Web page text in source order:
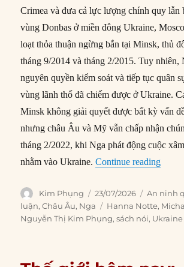
Crimea và đưa cả lực lượng chính quy lẫn
vùng Donbas ở miền đông Ukraine,
loạt thỏa thuận ngừng bắn tại Minsk, thủ
tháng 9/2014 và tháng 2/2015. Tuy nhiên,
nguyên quyền kiểm soát và tiếp tục quân
vùng lãnh thổ đã chiếm được ở Ukraine.
Minsk không giải quyết được bất kỳ vấn
nhưng châu Âu và Mỹ vẫn chấp nhận
tháng 2/2022, khi Nga phát động cuộc
nhằm vào Ukraine.Continue reading
Author
Kim Phụng
Posted
on
23/07/2026 An ninh
luận,Châu Âu, Nga Tags
Hanna Notte,
Nguyễn Thị Kim Phụng,sách nói, Ukraine